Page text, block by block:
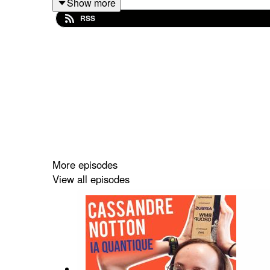
Elle est même largement relayée par des
Bientôt, 90% des textes disponibles seront
Ils seront donc très moyens.
Et aussi, beaucoup moins diversifiés.
RSS
More episodes
View all episodes